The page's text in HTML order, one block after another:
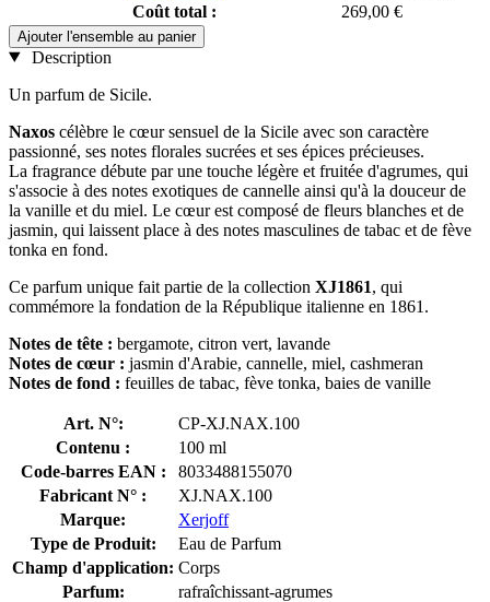
Coût total :
269,00 €
Ajouter l'ensemble au panier
Description
Un parfum de Sicile.
Naxos célèbre le cœur sensuel de la Sicile avec son caractère
passionné, ses notes florales sucrées et ses épices précieuses.
La fragrance débute par une touche légère et fruitée d'agrumes, qui
s'associe à des notes exotiques de cannelle ainsi qu'à la douceur de
la vanille et du miel. Le cœur est composé de fleurs blanches et de
jasmin, qui laissent place à des notes masculines de tabac et de fève
tonka en fond.
Ce parfum unique fait partie de la collection XJ1861, qui
commémore la fondation de la République italienne en 1861.
Notes de tête : bergamote, citron vert, lavande
Notes de cœur : jasmin d'Arabie, cannelle, miel, cashmeran
Notes de fond : feuilles de tabac, fève tonka, baies de vanille
Art. N°:
CP-XJ.NAX.100
Contenu :
100 ml
Code-barres EAN :
8033488155070
Fabricant N° :
XJ.NAX.100
Marque:
Xerjoff
Type de Produit:
Eau de Parfum
Champ d'application: Corps
Parfum:
rafraîchissant-agrumes